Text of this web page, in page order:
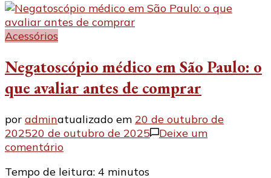
Acessórios
Negatoscópio médico em São Paulo: o
que avaliar antes de comprar
por adminatualizado em 20 de outubro de
202520 de outubro de 2025
Deixe um
comentárioem
médico
Tempo de leitura: 4 minutos